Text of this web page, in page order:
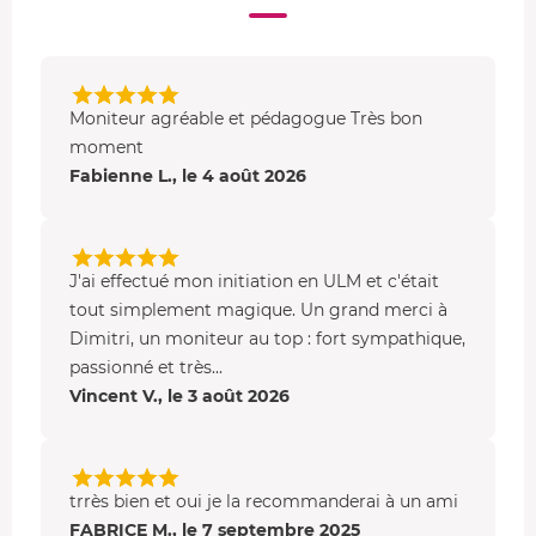
et les vérifications on-board.
votre pilote pour lui donner votre ressenti.
ULM pendulaire ou multiaxe (au choix)
Ulm pendulaire
petite taille assez facilement. Son anatomie est
constituée de trois éléments principaux: le moteur à
hélicesitué à l'arrière, lechariot biplace sur lequel est
fixé le moteur et l' aile deltaqui surplombe l'ensemble.
C'est un appareil polyvalent qui enregistre de
performances, il est souvent comparé à la moto des airs.
Le multiaxe est un appareil ressemblant étrangement à
un petit avion caréné la différence est le poids. ULM
Moniteur agréable et pédagogue Très bon
moment
Fabienne L., le 4 août 2026
J'ai effectué mon initiation en ULM et c'était
tout simplement magique. Un grand merci à
Dimitri, un moniteur au top : fort sympathique,
passionné et très...
Vincent V., le 3 août 2026
trrès bien et oui je la recommanderai à un ami
FABRICE M., le 7 septembre 2025